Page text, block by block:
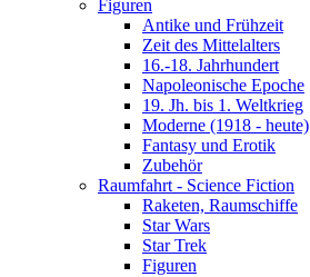
Figuren
Antike und Frühzeit
Zeit des Mittelalters
16.-18. Jahrhundert
Napoleonische Epoche
19. Jh. bis 1. Weltkrieg
Moderne (1918 - heute)
Fantasy und Erotik
Zubehör
Raumfahrt - Science Fiction
Raketen, Raumschiffe
Star Wars
Star Trek
Figuren